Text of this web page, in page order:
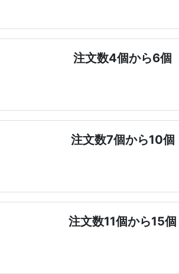
注文数4個から6個
注文数7個から10個
注文数11個から15個